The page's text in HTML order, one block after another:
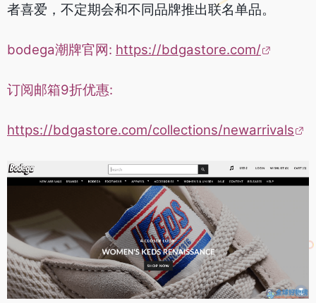
者喜爱，不定期会和不同品牌推出联名单品。
bodega潮牌官网: https://bdgastore.com/
订阅邮箱9折优惠:
https://bdgastore.com/collections/newarrivals